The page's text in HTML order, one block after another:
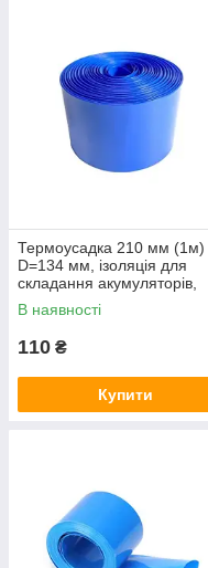
Термоусадка 210 мм (1м)
D=134 мм, ізоляція для
складання акумуляторів,
термозбіжна плівка
В наявності
110 ₴
Купити